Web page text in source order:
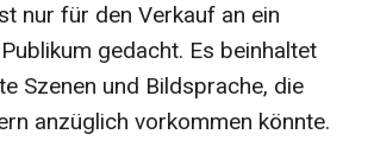
Typ und Eigentümer eines
seine entführte Familie befreien
beiden ungleichen Männer ihrer
Sie noch heute die Serie
nur für den Verkauf an ein
gedacht. Es beinhaltet
Szenen und Bildsprache, die
anzüglich vorkommen könnte.